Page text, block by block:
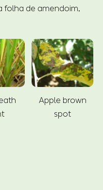
folha de amendoim,
Apple brown
spot